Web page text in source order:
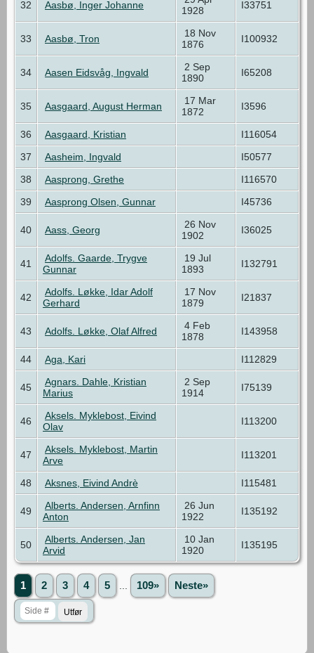
32 Aasbø, Inger Johanne
1928
I33751
33 Aasbø, Tron
18 Nov
1876
I100932
34 Aasen Eidsvåg, Ingvald
2 Sep
1890
I65208
35 Aasgaard, August Herman
17 Mar
1872
I3596
36 Aasgaard, Kristian
I116054
37
Aasheim, Ingvald
I50577
38
Aasprong, Grethe
I116570
39
Aasprong Olsen, Gunnar I45736
40 Aass, Georg
26 Nov
1902
I36025
41
Adolfs. Gaarde, Trygve
Gunnar
19 Jul
1893
I132791
42
Adolfs. Løkke, Idar Adolf
Gerhard
17 Nov
1879
I21837
43 Adolfs. Løkke, Olaf Alfred
4 Feb
1878
I143958
44 Aga, Kari I112829
45
Agnars. Dahle, Kristian
Marius
2 Sep
1914
I75139
46
Aksels. Myklebost, Eivind
Olav
I113200
47
Aksels. Myklebost, Martin
Arve
I113201
48 Aksnes, Eivind Andrè I115481
49
Alberts. Andersen, Arnfinn
Anton
26 Jun
1922
I135192
50
Alberts. Andersen, Jan
Arvid
10 Jan
1920
I135195
1 2 3 4 5 109» Neste»